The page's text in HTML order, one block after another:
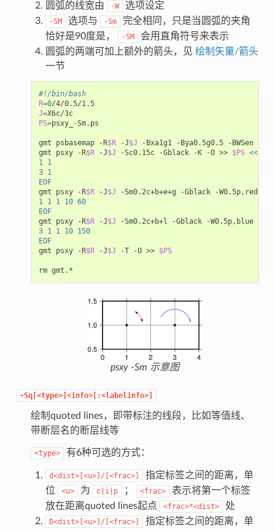
圆弧的线宽由
-W 选项设定
-SM 选项与 -Sm
完全相同，只是当圆弧的夹角
恰好是90度是，
-SM
会用直角符号来表示
圆弧的两端可加上额外的箭头，见 绘制矢量/箭头
一节
#!/bin/bash
R=0
/4/0.5/1.5
J=
X6c/3c
PS=psxy_-Sm.ps
gmt psbasemap -R$R -J$J -Bxa1g1 -Bya0.5g0.5 -BWSen -K
gmt psxy -R$R -J$J -Sc0.15c -Gblack -K -O >> $PS << EOF
1 1
3 1
EOF
gmt psxy -R$R -J$J -Sm0.2c+b+e+g -Gblack -W0.5p,red -
1 1 1 10 60
EOF
gmt psxy -R$R -J$J -Sm0.2c+b+l -Gblack -W0.5p,blue -K
3 1 1 10 150
EOF
gmt psxy -R$R -J$J -T -O >> $PS
psxy -Sm 示意图
-Sq[<type>]<info>[:<labelinfo>]
绘制quoted lines，即带标注的线段，比如等值线、
带断层名的断层线等
<type> 有6种可选的方式：
d<dist>[<u>]/[<frac>]
指定标签之间的距离，单
位
<u> 为 c|i|p ； <frac>
表示将第一个标签
放在距离quoted lines起点
<frac>*<dist> 处
D<dist>[<u>]/[<frac>]
指定标签之间的距离，单